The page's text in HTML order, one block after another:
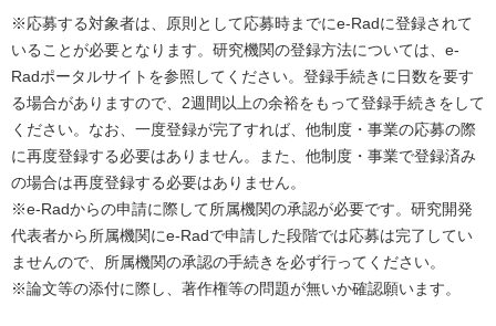
※応募する対象者は、原則として応募時までにe-Radに登録されて
いることが必要となります。研究機関の登録方法については、e-
Radポータルサイトを参照してください。登録手続きに日数を要す
る場合がありますので、2週間以上の余裕をもって登録手続きをして
ください。なお、一度登録が完了すれば、他制度・事業の応募の際
に再度登録する必要はありません。また、他制度・事業で登録済み
の場合は再度登録する必要はありません。
※e-Radからの申請に際して所属機関の承認が必要です。研究開発
代表者から所属機関にe-Radで申請した段階では応募は完了してい
ませんので、所属機関の承認の手続きを必ず行ってください。
※論文等の添付に際し、著作権等の問題が無いか確認願います。